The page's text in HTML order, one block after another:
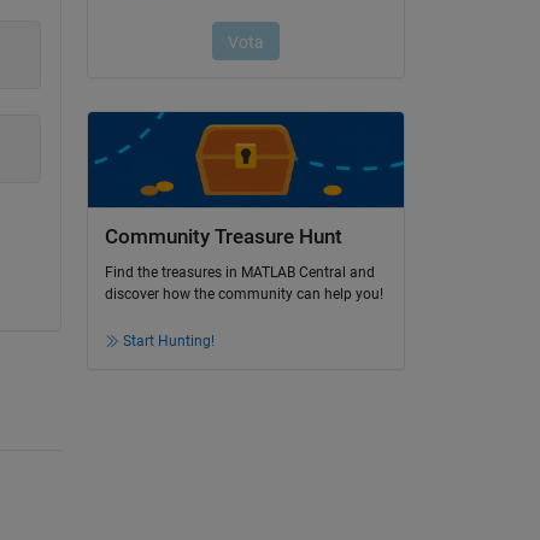
Community Treasure Hunt
Find the treasures in MATLAB Central and
discover how the community can help you!
Start Hunting!